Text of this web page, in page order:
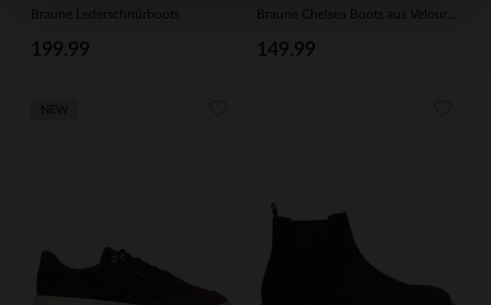
Braune Lederschnürboots
199.99
Braune Chelsea Boots aus Veloursleder
149.99